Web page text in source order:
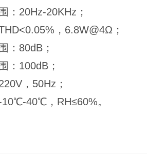
：20Hz-20KHz；
，6.8W@4Ω；
：80dB；
：100dB；
，50Hz；
40℃，RH≤60%。